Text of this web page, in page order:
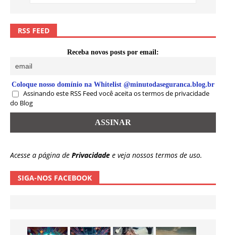
RSS FEED
Receba novos posts por email:
Coloque nosso domínio na Whitelist @minutodaseguranca.blog.br
Assinando este RSS Feed você aceita os termos de privacidade
do Blog
Acesse a página de Privacidade e veja nossos termos de uso.
SIGA-NOS FACEBOOK